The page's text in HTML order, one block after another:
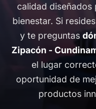
calidad
bienestar. Si
y te preguntas
Zipacón -
el lugar
oportunidad de
productos